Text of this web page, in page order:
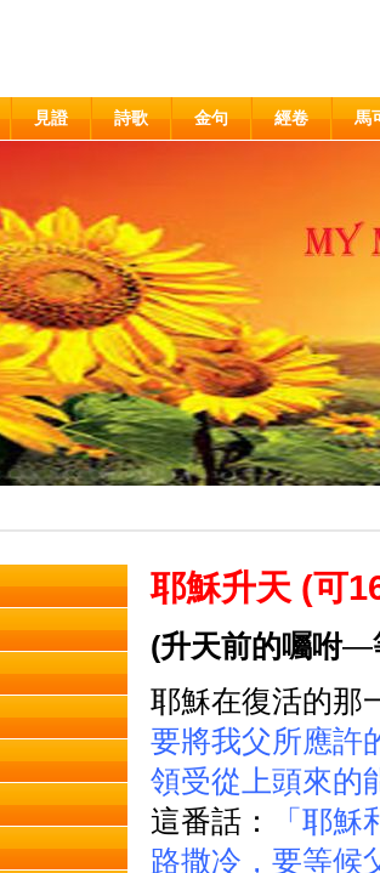
見證 詩歌 金句 經卷 馬
耶穌升天 (可
(升天前的囑咐—
耶穌在復活的那
要將我父所應許
領受從上頭來的
這番話：
「耶
路撒冷，要等候